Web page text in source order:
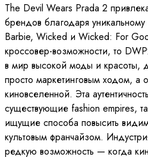
The Devil Wears Prada 2
брендов благодаря
Barbie, Wicked и Wicked: For
кроссовер-возможности, то
в мир высокой моды и красоты,
просто маркетинговым ходом, а
киновселенной. Эта
существующие fashion empires,
ищущие способа повысить
культовым франчайзом.
редкую возможность — когда